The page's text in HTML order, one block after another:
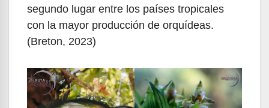
segundo lugar entre los países tropicales
con la mayor producción de orquídeas.
(Breton, 2023)